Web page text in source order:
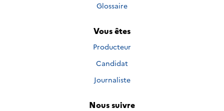
Glossaire
Vous êtes
Producteur
Candidat
Journaliste
Nous suivre